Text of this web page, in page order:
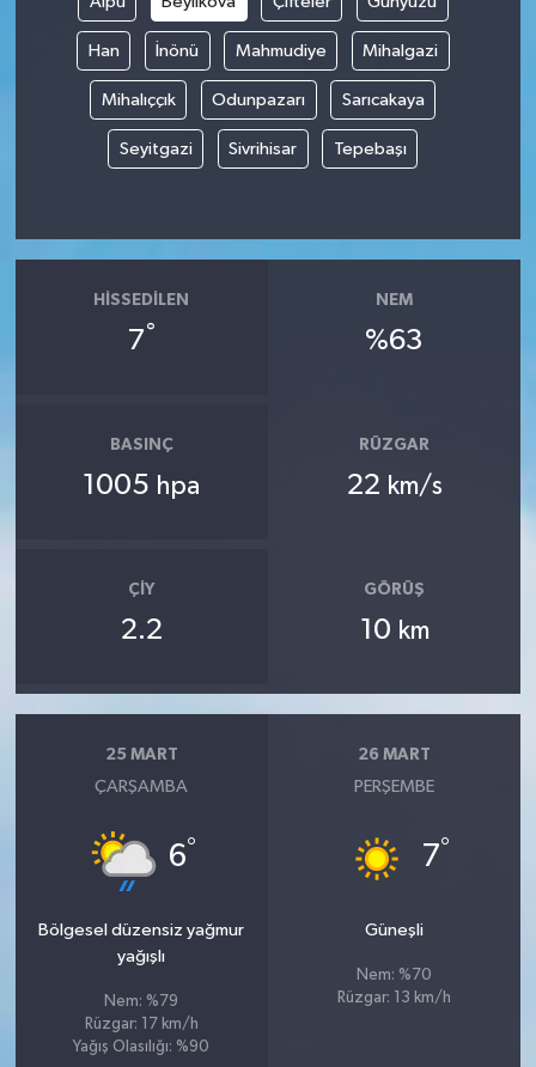
Han İnönü Mahmudiye Mihalgazi
Mihalıççık Odunpazarı Sarıcakaya
Seyitgazi Sivrihisar Tepebaşı
HISSEDILEN
7°
NEM
%63
BASINÇ
1005 hpa
RÜZGAR
22 km/s
ÇIY
2.2
GÖRÜŞ
10 km
25 MART
ÇARŞAMBA
6°
Bölgesel düzensiz yağmur
yağışlı
Nem: %79
Rüzgar: 17 km/h
Yağış Olasılığı: %90
26 MART
PERŞEMBE
7°
Güneşli
Nem: %70
Rüzgar: 13 km/h